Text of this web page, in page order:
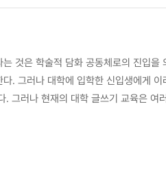
는 것은 학술적 담화 공동체로의 진입
러나 대학에 입학한 신입생에게 이러한 학술적 담화
. 그러나 현재의 대학 글쓰기 교육은
이와 같은 문제의식에서 시작되었으
적 담화 공동체의 개념과 학술적 글쓰
로 하는 대학 글쓰기 교육에 대해 검토하였다. 연구 방법으로는 혼합 연구 방법(mixed method)을 활용